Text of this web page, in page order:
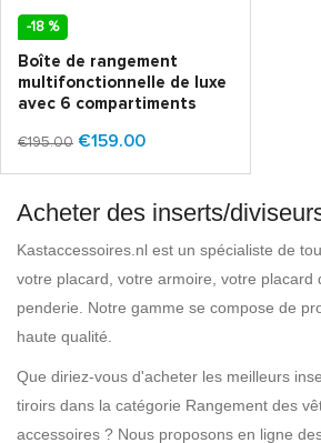
Acheter des inserts/
Kastaccessoires.nl est un spécialiste de
votre placard, votre armoire, votre placard
penderie. Notre gamme se compose de
haute qualité.
Que diriez-vous d'acheter les meilleurs
tiroirs dans la catégorie Rangement des
accessoires ? Nous proposons en ligne
-18 %
Boîte de rangement
multifonctionnelle de luxe
avec 6 compartiments
€195.00 €159.00